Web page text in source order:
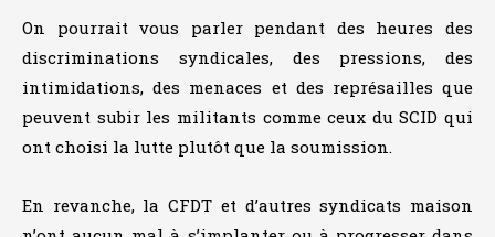
On pourrait vous parler pendant des heures des
discriminations syndicales, des pressions, des
intimidations, des menaces et des représailles que
peuvent subir les militants comme ceux du SCID qui
ont choisi la lutte plutôt que la soumission.
En revanche, la CFDT et d’autres syndicats maison